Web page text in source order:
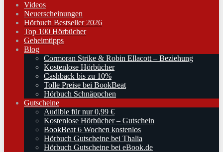
Videos
Neuerscheinungen
Hörbuch Bestseller 2026
Top 100 Hörbücher
Geheimtipps
Blog
Cormoran Strike & Robin Ellacott – Beziehung
Kostenlose Hörbücher
Cashback bis zu 10%
Tolle Preise bei BookBeat
Hörbuch Schnäppchen
Gutscheine
Audible für nur 0,99 €
Kostenlose Hörbücher – Gutschein
BookBeat 6 Wochen kostenlos
Hörbuch Gutscheine bei Thalia
Hörbuch Gutscheine bei eBook.de